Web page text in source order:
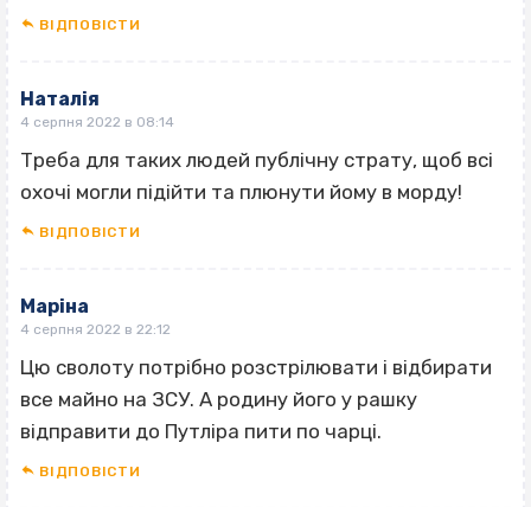
ВІДПОВІCТИ
Наталія
4 серпня 2022 в 08:14
Треба для таких людей публічну страту, щоб всі
охочі могли підійти та плюнути йому в морду!
ВІДПОВІCТИ
Маріна
4 серпня 2022 в 22:12
Цю сволоту потрібно розстрілювати і відбирати
все майно на ЗСУ. А родину його у рашку
відправити до Путліра пити по чарці.
ВІДПОВІCТИ